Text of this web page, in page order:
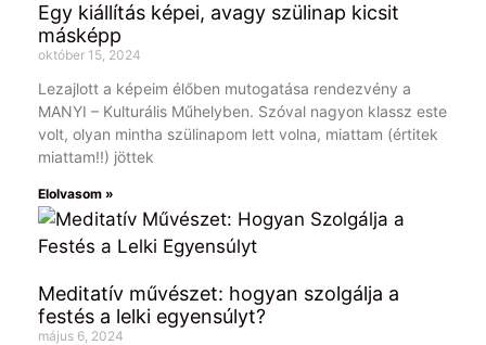
Egy kiállítás képei, avagy szülinap kicsit
másképp
október 15, 2024
Lezajlott a képeim élőben mutogatása rendezvény a
MANYI – Kulturális Műhelyben. Szóval nagyon klassz este
volt, olyan mintha szülinapom lett volna, miattam (értitek
miattam!!) jöttek
Elolvasom »
Meditatív művészet: hogyan szolgálja a
festés a lelki egyensúlyt?
május 6, 2024